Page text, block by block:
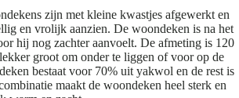
zijn met kleine kwastjes afgewerkt en
en vrolijk aanzien. De woondeken is na het
hij nog zachter aanvoelt. De afmeting is 120
groot om onder te liggen of voor op de
bestaat voor 70% uit yakwol en de rest is
maakt de woondeken heel sterk en